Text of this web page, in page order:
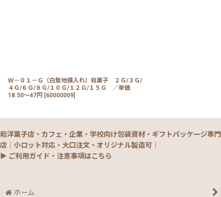
Ｗ－０１－Ｇ（白無地横入れ）和菓子 ２Ｇ/３Ｇ/
４Ｇ/６Ｇ/８Ｇ/１０Ｇ/１２Ｇ/１５Ｇ ／単価
18.50〜47円 [60000009]
和洋菓子店・カフェ・企業・学校向け包装資材・ギフトパッケージ専門
店｜小ロット対応・大口注文・オリジナル製造可｜
▶ ご利用ガイド・注意事項はこちら
ホーム